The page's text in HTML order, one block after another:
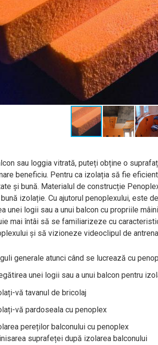
sau loggia vitrată, puteți obține o
beneficiu. Pentru ca izolația să fie
și bună. Materialul de construcție
izolație. Cu ajutorul penoplexului, este
unei logii sau a unui balcon cu propriile
mai întâi să se familiarizeze cu
și să vizioneze videoclipul de
generale atunci când se lucrează cu
unei logii sau a unui balcon pentru
vă tavanul de bricolaj
vă pardoseala cu penoplex
pereților balconului cu penoplex
suprafeței după izolarea balconului